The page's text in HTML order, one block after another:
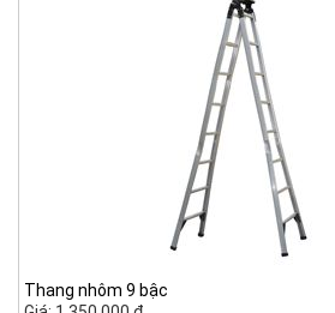
Thang nhôm 9 bậc